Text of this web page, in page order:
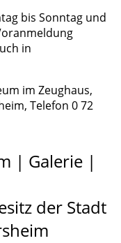
bis Sonntag und
in
im Zeughaus,
Telefon 0 72
| Galerie |
der Stadt